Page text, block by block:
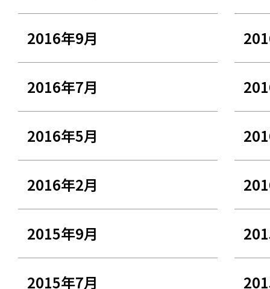
2016年9月
2016年7月
2016年5月
2016年2月
2015年9月
2015年7月